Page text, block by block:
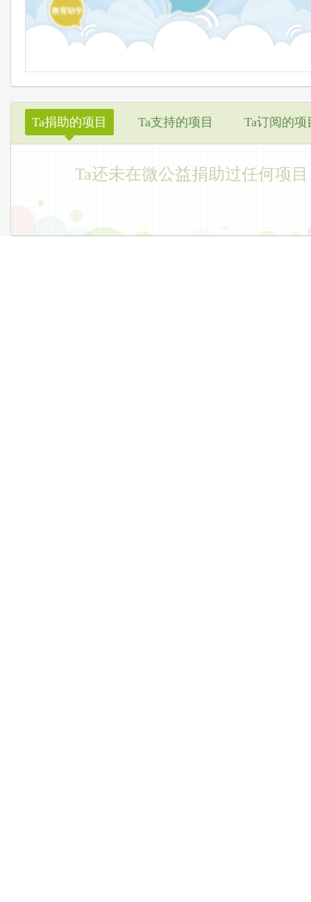
教育助学
Ta捐助的项目
◆
Ta支持的项目 Ta订阅的项
Ta还未在微公益捐助过任何项目